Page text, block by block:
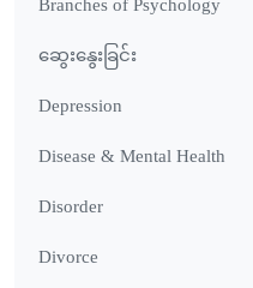
ဆွေးနွေးခြင်း
Depression
Disease & Mental Health
Disorder
Divorce